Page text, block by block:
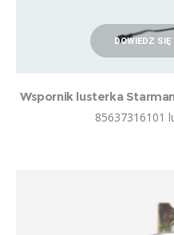
DOWIEDZ SIĘ
Wspornik lusterka
85637316101